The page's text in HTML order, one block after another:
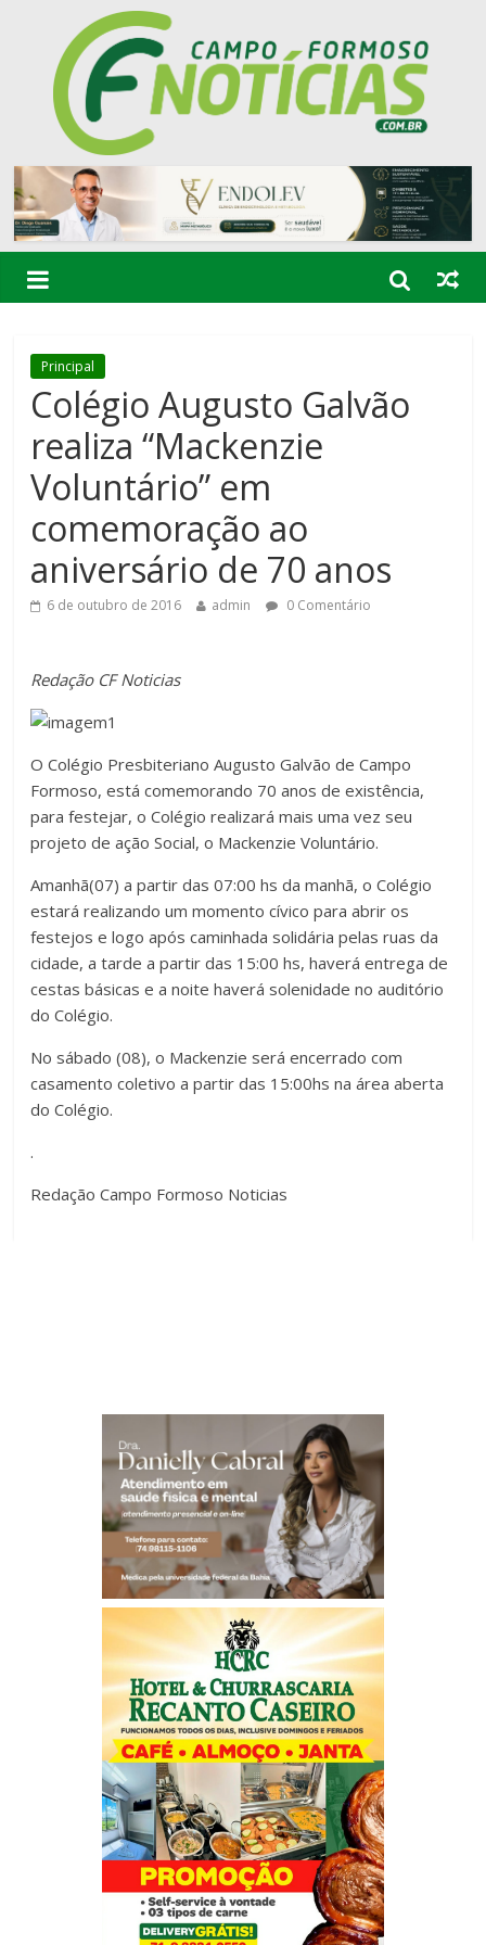
Principal
Colégio Augusto Galvão
realiza “Mackenzie
Voluntário” em
comemoração ao
aniversário de 70 anos
6 de outubro de 2016 admin 0 Comentário
Redação CF Noticias
O Colégio Presbiteriano Augusto Galvão de Campo
Formoso, está comemorando 70 anos de existência,
para festejar, o Colégio realizará mais uma vez seu
projeto de ação Social, o Mackenzie Voluntário.
Amanhã(07) a partir das 07:00 hs da manhã, o Colégio
estará realizando um momento cívico para abrir os
festejos e logo após caminhada solidária pelas ruas da
cidade, a tarde a partir das 15:00 hs, haverá entrega de
cestas básicas e a noite haverá solenidade no auditório
do Colégio.
No sábado (08), o Mackenzie será encerrado com
casamento coletivo a partir das 15:00hs na área aberta
do Colégio.
.
Redação Campo Formoso Noticias